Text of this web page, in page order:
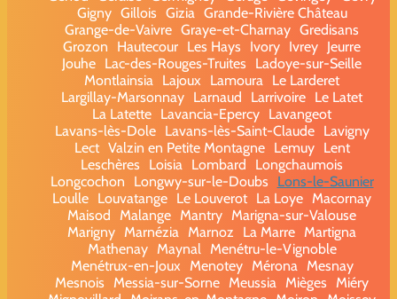
Gigny Gillois Gizia Grande-Rivière Château
Grange-de-Vaivre Graye-et-Charnay Gredisans
Grozon
Hautecour Les Hays Ivory Ivrey Jeurre
Jouhe Lac-des-Rouges-Truites
Ladoye-sur-Seille
Montlainsia Lajoux Lamoura Le Larderet
Largillay-Marsonnay Larnaud Larrivoire Le Latet
La Latette Lavancia-Epercy Lavangeot
Lavans-lès-Dole
Lavans-lès-Saint-Claude
Lavigny
Lect Valzin en Petite Montagne Lemuy
Lent
Leschères
Loisia Lombard
Longchaumois
Longcochon
Longwy-sur-le-Doubs
Lons-le-Saunier
Loulle Louvatange Le Louverot La Loye Macornay
Maisod Malange Mantry Marigna-sur-Valouse
Marigny Marnézia Marnoz La Marre Martigna
Mathenay Maynal Menétru-le-Vignoble
Menétrux-en-Joux Menotey Mérona Mesnay
Mesnois Messia-sur-Sorne Meussia Mièges Miéry